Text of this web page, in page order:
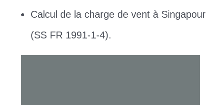
Calcul de la charge de vent à Singapour
(SS FR 1991-1-4).